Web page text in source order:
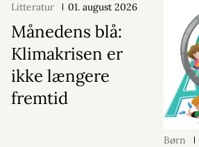
Litteratur 01. august 2026
Månedens blå:
Klimakrisen er
ikke længere
fremtid
Børn